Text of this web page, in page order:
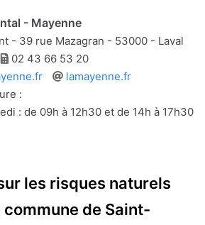
- Mayenne
- 39 rue Mazagran - 53000 - Laval
Télécopie
02 43 66 53 20
Site
lamayenne.fr
:
: de 09h à 12h30 et de 14h à 17h30
les risques naturels
de Saint-